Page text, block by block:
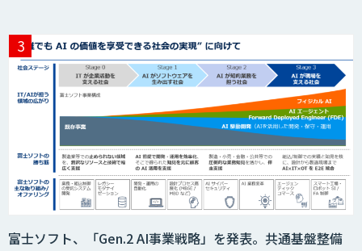
Acompany セキュアチャット
富士ソフト、「Gen.2 AI事業戦略」を発表。共通基盤整備